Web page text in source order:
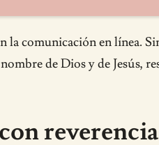
comunicación en línea.
de Dios y de Jesús,
reverencia